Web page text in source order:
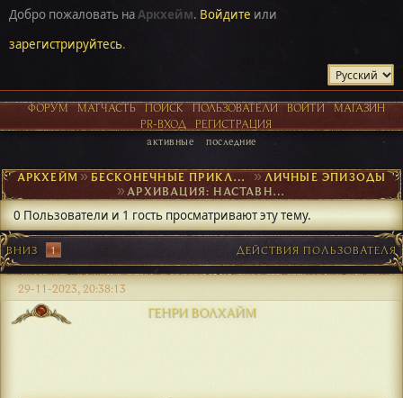
Добро пожаловать наАркхейм. Войдите или
зарегистрируйтесь.
ФОРУМ МАТЧАСТЬ ПОИСК ПОЛЬЗОВАТЕЛИ ВОЙТИ
МАГАЗИН
PR-ВХОД
РЕГИСТРАЦИЯ
активные последние
АРКХЕЙМ► БЕСКОНЕЧНЫЕ ПРИКЛЮЧЕНИЯ ►ЛИЧНЫЕ ЭПИЗОДЫ
► АРХИВАЦИЯ: НАСТАВНИК НАСТАВНИКА
0 Пользователи и 1 гость просматривают эту тему.
ВНИЗ 1 ДЕЙСТВИЯ ПОЛЬЗОВАТЕЛЯ
ГЕНРИ ВОЛХАЙМ
29-11-2023, 20:38:13